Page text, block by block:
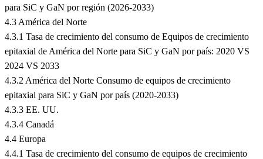
para SiC y GaN por región (2026-2033)
4.3 América del Norte
4.3.1 Tasa de crecimiento del consumo de Equipos de crecimiento
epitaxial de América del Norte para SiC y GaN por país: 2020 VS
2024 VS 2033
4.3.2 América del Norte Consumo de equipos de crecimiento
epitaxial para SiC y GaN por país (2020-2033)
4.3.3 EE. UU.
4.3.4 Canadá
4.4 Europa
4.4.1 Tasa de crecimiento del consumo de equipos de crecimiento